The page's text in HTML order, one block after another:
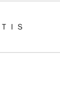
ＴＩＳ